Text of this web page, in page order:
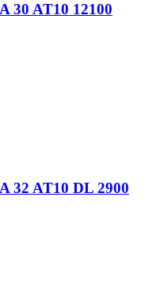
30 AT10 12100
32 AT10 DL 2900